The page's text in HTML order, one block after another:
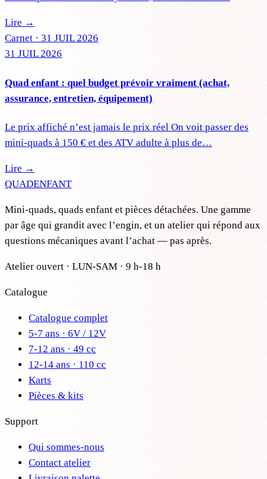
Lire →
Carnet · 31 JUIL 2026
31 JUIL 2026
Quad enfant : quel budget prévoir vraiment (achat,
assurance, entretien, équipement)
Le prix affiché n’est jamais le prix réel On voit passer des
mini-quads à 150 € et des ATV adulte à plus de…
Lire →
QUADENFANT
Mini-quads, quads enfant et pièces détachées. Une gamme
par âge qui grandit avec l’engin, et un atelier qui répond aux
questions mécaniques avant l’achat — pas après.
Atelier ouvert · LUN-SAM · 9 h-18 h
Catalogue
Catalogue complet
5-7 ans · 6V / 12V
7-12 ans · 49 cc
12-14 ans · 110 cc
Karts
Pièces & kits
Support
Qui sommes-nous
Contact atelier